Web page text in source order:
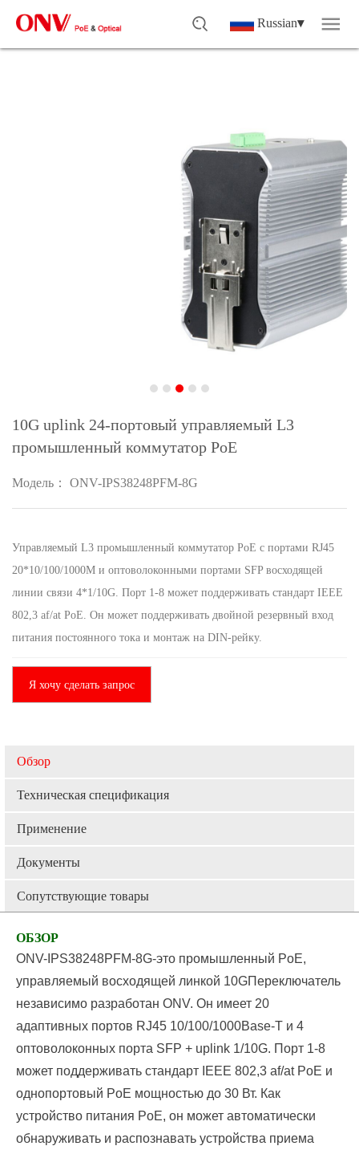
Russian▾
10G uplink 24-портовый управляемый L3
промышленный коммутатор PoE
Модель： ONV-IPS38248PFM-8G
Управляемый L3 промышленный коммутатор PoE с портами RJ45
20*10/100/1000M и оптоволоконными портами SFP восходящей
линии связи 4*1/10G. Порт 1-8 может поддерживать стандарт IEEE
802,3 af/at PoE. Он может поддерживать двойной резервный вход
питания постоянного тока и монтаж на DIN-рейку.
Я хочу сделать запрос
Обзор
Техническая спецификация
Применение
Документы
Сопутствующие товары
ОБЗОР
ONV-IPS38248PFM-8G-это промышленный PoE,
управляемый восходящей линкой 10GПереключатель
независимо разработан ONV. Он имеет 20
адаптивных портов RJ45 10/100/1000Base-T и 4
оптоволоконных порта SFP + uplink 1/10G. Порт 1-8
может поддерживать стандарт IEEE 802,3 af/at PoE и
однопортовый PoE мощностью до 30 Вт. Как
устройство питания PoE, он может автоматически
обнаруживать и распознавать устройства приема